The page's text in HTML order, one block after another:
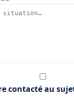
contacté au